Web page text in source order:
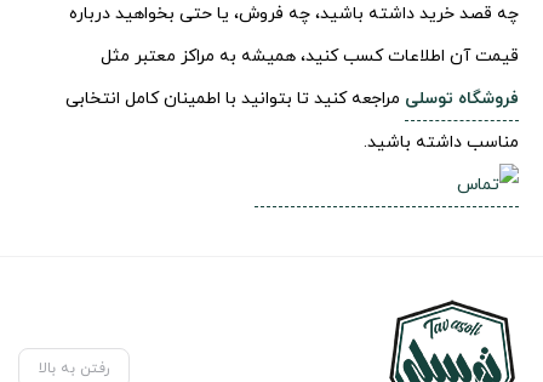
چه قصد خرید داشته باشید، چه فروش، یا حتی بخواهید درباره
قیمت آن اطلاعات کسب کنید، همیشه به مراکز معتبر مثل
فروشگاه توسلی مراجعه کنید تا بتوانید با اطمینان کامل انتخابی
مناسب داشته باشید.
رفتن به بالا